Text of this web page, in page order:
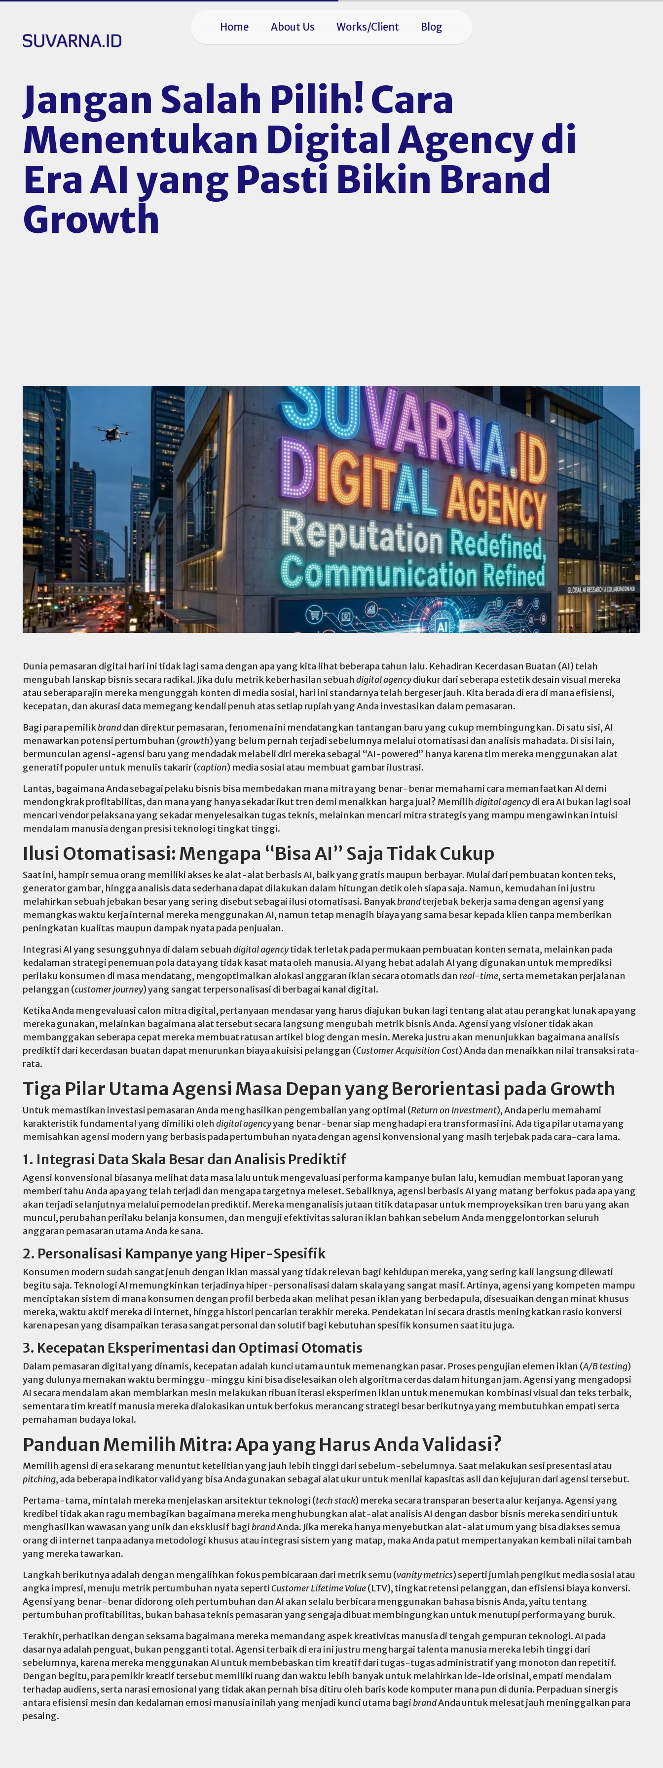
Home About Us Works/Client Blog
Jangan Salah Pilih! Cara
Menentukan Digital Agency di
Era AI yang Pasti Bikin Brand
Growth
Dunia pemasaran digital hari ini tidak lagi sama dengan apa yang kita lihat beberapa tahun lalu. Kehadiran Kecerdasan Buatan (AI) telah
mengubah lanskap bisnis secara radikal. Jika dulu metrik keberhasilan sebuah digital agencydiukur dari seberapa estetik desain visual mereka
atau seberapa rajin mereka mengunggah konten di media sosial, hari ini standarnya telah bergeser jauh. Kita berada di era di mana efisiensi,
kecepatan, dan akurasi data memegang kendali penuh atas setiap rupiah yang Anda investasikan dalam pemasaran.
Bagi para pemilikbranddan direktur pemasaran, fenomena ini mendatangkan tantangan baru yang cukup membingungkan. Di satu sisi, AI
menawarkan potensi pertumbuhan (growth) yang belum pernah terjadi sebelumnya melalui otomatisasi dan analisis mahadata. Di sisi lain,
bermunculan agensi-agensi baru yang mendadak melabeli diri mereka sebagai “AI-powered” hanya karena tim mereka menggunakan alat
generatif populer untuk menulis takarir (caption) media sosial atau membuat gambar ilustrasi.
Lantas, bagaimana Anda sebagai pelaku bisnis bisa membedakan mana mitra yang benar-benar memahami cara memanfaatkan AI demi
mendongkrak profitabilitas, dan mana yang hanya sekadar ikut tren demi menaikkan harga jual? Memilih digital agencydi era AI bukan lagi soal
mencari vendor pelaksana yang sekadar menyelesaikan tugas teknis, melainkan mencari mitra strategis yang mampu mengawinkan intuisi
mendalam manusia dengan presisi teknologi tingkat tinggi.
Ilusi Otomatisasi: Mengapa “Bisa AI” Saja Tidak Cukup
Saat ini, hampir semua orang memiliki akses ke alat-alat berbasis AI, baik yang gratis maupun berbayar. Mulai dari pembuatan konten teks,
generator gambar, hingga analisis data sederhana dapat dilakukan dalam hitungan detik oleh siapa saja. Namun, kemudahan ini justru
melahirkan sebuah jebakan besar yang sering disebut sebagai ilusi otomatisasi. Banyakbrandterjebak bekerja sama dengan agensi yang
memangkas waktu kerja internal mereka menggunakan AI, namun tetap menagih biaya yang sama besar kepada klien tanpa memberikan
peningkatan kualitas maupun dampak nyata pada penjualan.
Integrasi AI yang sesungguhnya di dalam sebuah digital agencytidak terletak pada permukaan pembuatan konten semata, melainkan pada
kedalaman strategi penemuan pola data yang tidak kasat mata oleh manusia. AI yang hebat adalah AI yang digunakan untuk memprediksi
perilaku konsumen di masa mendatang, mengoptimalkan alokasi anggaran iklan secara otomatis dan real-time, serta memetakan perjalanan
pelanggan (customer journey) yang sangat terpersonalisasi di berbagai kanal digital.
Ketika Anda mengevaluasi calon mitra digital, pertanyaan mendasar yang harus diajukan bukan lagi tentang alat atau perangkat lunak apa yang
mereka gunakan, melainkan bagaimana alat tersebut secara langsung mengubah metrik bisnis Anda. Agensi yang visioner tidak akan
membanggakan seberapa cepat mereka membuat ratusan artikel blog dengan mesin. Mereka justru akan menunjukkan bagaimana analisis
prediktif dari kecerdasan buatan dapat menurunkan biaya akuisisi pelanggan (Customer Acquisition Cost) Anda dan menaikkan nilai transaksi rata-
rata.
Tiga Pilar Utama Agensi Masa Depan yang Berorientasi pada Growth
Untuk memastikan investasi pemasaran Anda menghasilkan pengembalian yang optimal (Return on Investment), Anda perlu memahami
karakteristik fundamental yang dimiliki oleh digital agencyyang benar-benar siap menghadapi era transformasi ini. Ada tiga pilar utama yang
memisahkan agensi modern yang berbasis pada pertumbuhan nyata dengan agensi konvensional yang masih terjebak pada cara-cara lama.
1. Integrasi Data Skala Besar dan Analisis Prediktif
Agensi konvensional biasanya melihat data masa lalu untuk mengevaluasi performa kampanye bulan lalu, kemudian membuat laporan yang
memberi tahu Anda apa yang telah terjadi dan mengapa targetnya meleset. Sebaliknya, agensi berbasis AI yang matang berfokus pada apa yang
akan terjadi selanjutnya melalui pemodelan prediktif. Mereka menganalisis jutaan titik data pasar untuk memproyeksikan tren baru yang akan
muncul, perubahan perilaku belanja konsumen, dan menguji efektivitas saluran iklan bahkan sebelum Anda menggelontorkan seluruh
anggaran pemasaran utama Anda ke sana.
2. Personalisasi Kampanye yang Hiper-Spesifik
Konsumen modern sudah sangat jenuh dengan iklan massal yang tidak relevan bagi kehidupan mereka, yang sering kali langsung dilewati
begitu saja. Teknologi AI memungkinkan terjadinya hiper-personalisasi dalam skala yang sangat masif. Artinya, agensi yang kompeten mampu
menciptakan sistem di mana konsumen dengan profil berbeda akan melihat pesan iklan yang berbeda pula, disesuaikan dengan minat khusus
mereka, waktu aktif mereka di internet, hingga histori pencarian terakhir mereka. Pendekatan ini secara drastis meningkatkan rasio konversi
karena pesan yang disampaikan terasa sangat personal dan solutif bagi kebutuhan spesifik konsumen saat itu juga.
3. Kecepatan Eksperimentasi dan Optimasi Otomatis
Dalam pemasaran digital yang dinamis, kecepatan adalah kunci utama untuk memenangkan pasar. Proses pengujian elemen iklan (A/B testing)
yang dulunya memakan waktu berminggu-minggu kini bisa diselesaikan oleh algoritma cerdas dalam hitungan jam. Agensi yang mengadopsi
AI secara mendalam akan membiarkan mesin melakukan ribuan iterasi eksperimen iklan untuk menemukan kombinasi visual dan teks terbaik,
sementara tim kreatif manusia mereka dialokasikan untuk berfokus merancang strategi besar berikutnya yang membutuhkan empati serta
pemahaman budaya lokal.
Panduan Memilih Mitra: Apa yang Harus Anda Validasi?
Memilih agensi di era sekarang menuntut ketelitian yang jauh lebih tinggi dari sebelum-sebelumnya. Saat melakukan sesi presentasi atau
pitching, ada beberapa indikator valid yang bisa Anda gunakan sebagai alat ukur untuk menilai kapasitas asli dan kejujuran dari agensi tersebut.
Pertama-tama, mintalah mereka menjelaskan arsitektur teknologi (tech stack) mereka secara transparan beserta alur kerjanya. Agensi yang
kredibel tidak akan ragu membagikan bagaimana mereka menghubungkan alat-alat analisis AI dengan dasbor bisnis mereka sendiri untuk
menghasilkan wawasan yang unik dan eksklusif bagibrandAnda. Jika mereka hanya menyebutkan alat-alat umum yang bisa diakses semua
orang di internet tanpa adanya metodologi khusus atau integrasi sistem yang matap, maka Anda patut mempertanyakan kembali nilai tambah
yang mereka tawarkan.
Langkah berikutnya adalah dengan mengalihkan fokus pembicaraan dari metrik semu (vanity metrics) seperti jumlah pengikut media sosial atau
angka impresi, menuju metrik pertumbuhan nyata seperti Customer Lifetime Value(LTV), tingkat retensi pelanggan, dan efisiensi biaya konversi.
Agensi yang benar-benar didorong oleh pertumbuhan dan AI akan selalu berbicara menggunakan bahasa bisnis Anda, yaitu tentang
pertumbuhan profitabilitas, bukan bahasa teknis pemasaran yang sengaja dibuat membingungkan untuk menutupi performa yang buruk.
Terakhir, perhatikan dengan seksama bagaimana mereka memandang aspek kreativitas manusia di tengah gempuran teknologi. AI pada
dasarnya adalah penguat, bukan pengganti total. Agensi terbaik di era ini justru menghargai talenta manusia mereka lebih tinggi dari
sebelumnya, karena mereka menggunakan AI untuk membebaskan tim kreatif dari tugas-tugas administratif yang monoton dan repetitif.
Dengan begitu, para pemikir kreatif tersebut memiliki ruang dan waktu lebih banyak untuk melahirkan ide-ide orisinal, empati mendalam
terhadap audiens, serta narasi emosional yang tidak akan pernah bisa ditiru oleh baris kode komputer mana pun di dunia. Perpaduan sinergis
antara efisiensi mesin dan kedalaman emosi manusia inilah yang menjadi kunci utama bagibrandAnda untuk melesat jauh meninggalkan para
pesaing.